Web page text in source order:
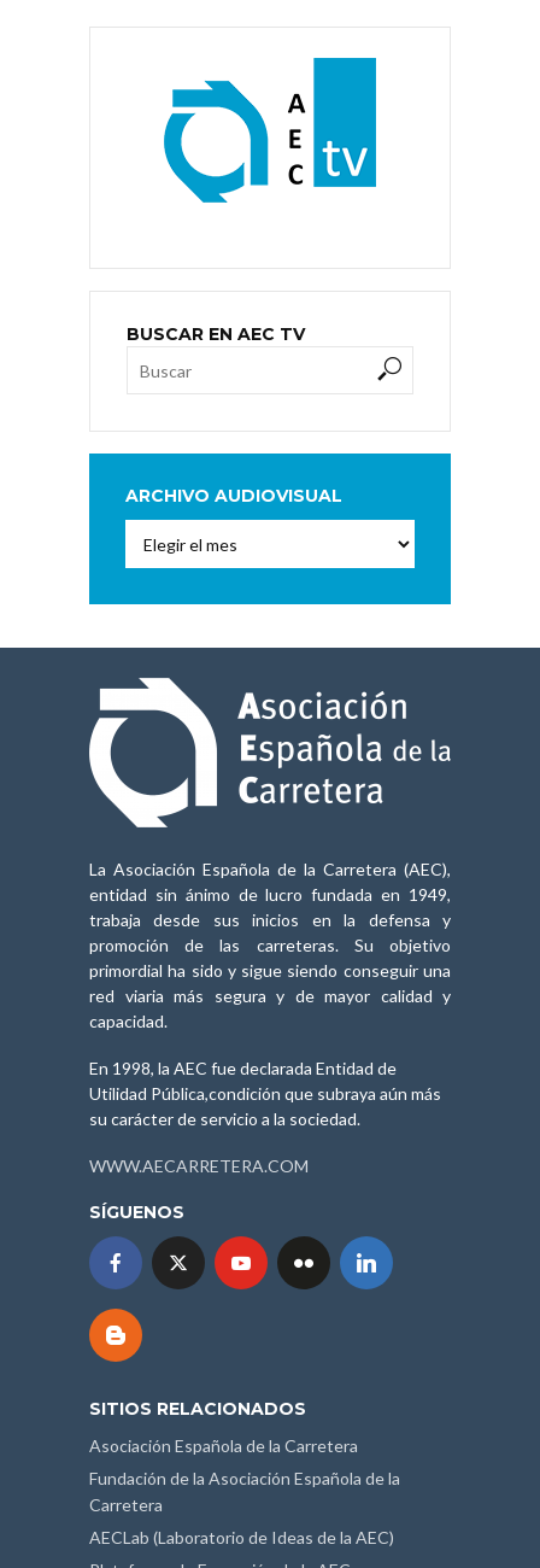
BUSCAR EN AEC TV
ARCHIVO AUDIOVISUAL
Audiovisual
La Asociación Española de la Carretera (AEC),
entidad sin ánimo de lucro fundada en 1949,
trabaja desde sus inicios en la defensa y
promoción de las carreteras. Su objetivo
primordial ha sido y sigue siendo conseguir una
red viaria más segura y de mayor calidad y
capacidad.
En 1998, la AEC fue declarada Entidad de
Utilidad Pública,condición que subraya aún más
su carácter de servicio a la sociedad.
WWW.AECARRETERA.COM
SÍGUENOS
SITIOS RELACIONADOS
Asociación Española de la Carretera
Fundación de la Asociación Española de la
Carretera
AECLab (Laboratorio de Ideas de la AEC)